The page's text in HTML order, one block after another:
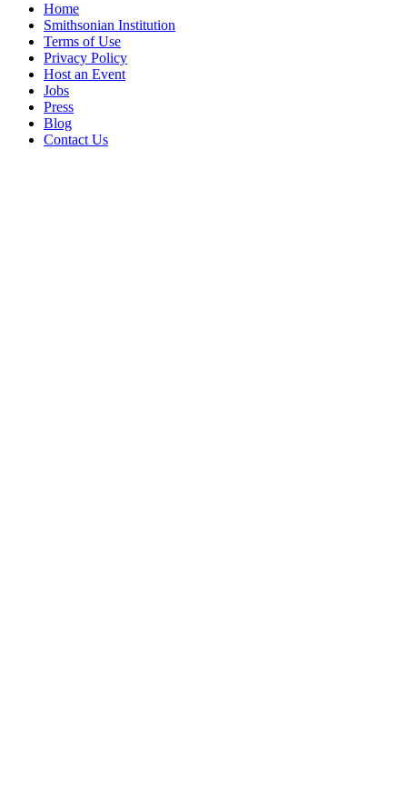
Home
Smithsonian Institution
Terms of Use
Privacy Policy
Host an Event
Jobs
Press
Blog
Contact Us